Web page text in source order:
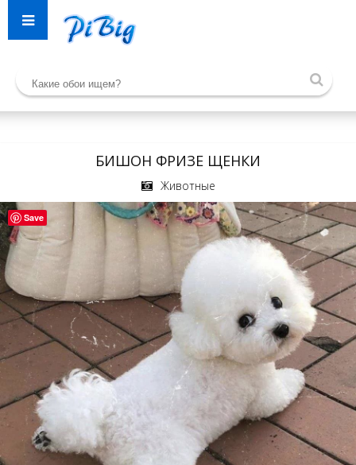
БИШОН ФРИЗЕ ЩЕНКИ
Животные
Save